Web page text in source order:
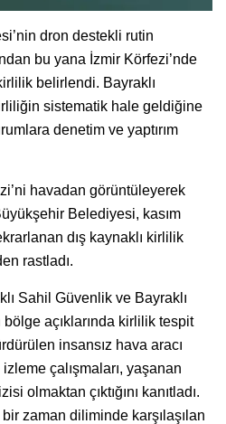
dron destekli rutin
bu yana İzmir Körfezi’nde
belirlendi. Bayraklı
sistematik hale geldiğine
denetim ve yaptırım
havadan görüntüleyerek
Belediyesi, kasım
dış kaynaklı kirlilik
rastladı.
Sahil Güvenlik ve Bayraklı
açıklarında kirlilik tespit
insansız hava aracı
çalışmaları, yaşanan
olmaktan çıktığını kanıtladı.
zaman diliminde karşılaşılan